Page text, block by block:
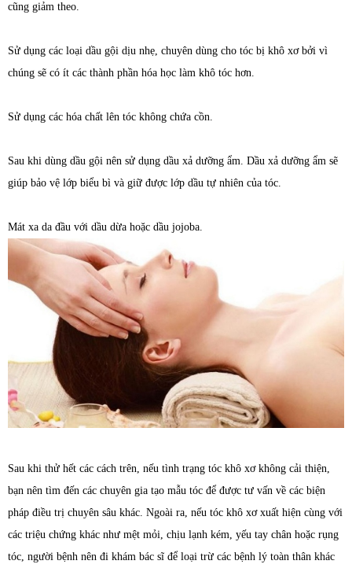
cũng giảm theo.
Sử dụng các loại dầu gội dịu nhẹ, chuyên dùng cho tóc bị khô xơ bởi vì
chúng sẽ có ít các thành phần hóa học làm khô tóc hơn.
Sử dụng các hóa chất lên tóc không chứa cồn.
Sau khi dùng dầu gội nên sử dụng dầu xả dưỡng ẩm. Dầu xả dưỡng ẩm sẽ
giúp bảo vệ lớp biểu bì và giữ được lớp dầu tự nhiên của tóc.
Mát xa da đầu với dầu dừa hoặc dầu jojoba.
Sau khi thử hết các cách trên, nếu tình trạng tóc khô xơ không cải thiện,
bạn nên tìm đến các chuyên gia tạo mẫu tóc để được tư vấn về các biện
pháp điều trị chuyên sâu khác. Ngoài ra, nếu tóc khô xơ xuất hiện cùng với
các triệu chứng khác như mệt mỏi, chịu lạnh kém, yếu tay chân hoặc rụng
tóc, người bệnh nên đi khám bác sĩ để loại trừ các bệnh lý toàn thân khác